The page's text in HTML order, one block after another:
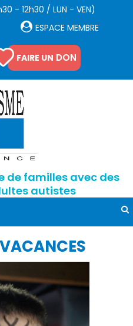
- 12h30 / LUN - VEN)
ESPACE MEMBRE
FAIRE UN DON
de familles avec des
autistes